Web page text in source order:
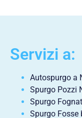
Servizi a:
Autospurgo a
Spurgo Pozzi
Spurgo
Spurgo Fosse